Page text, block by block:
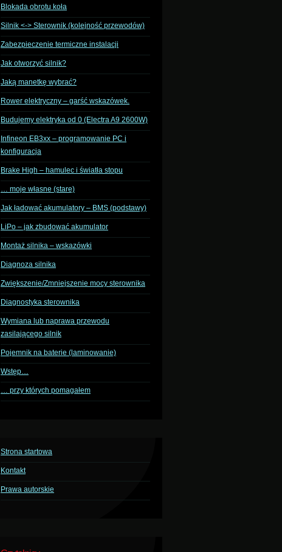
Blokada obrotu koła
Silnik <-> Sterownik (kolejność przewodów)
Zabezpieczenie termiczne instalacji
Jak otworzyć silnik?
Jaką manetkę wybrać?
Rower elektryczny – garść wskazówek.
Budujemy elektryka od 0 (Electra A9 2600W)
Infineon EB3xx – programowanie PC i
konfiguracja
Brake High – hamulec i światła stopu
… moje własne (stare)
Jak ładować akumulatory – BMS (podstawy)
LiPo – jak zbudować akumulator
Montaż silnika – wskazówki
Diagnoza silnika
Zwiększenie/Zmniejszenie mocy sterownika
Diagnostyka sterownika
Wymiana lub naprawa przewodu
zasilającego silnik
Pojemnik na baterie (laminowanie)
Wstęp…
… przy których pomagałem
Strona startowa
Kontakt
Prawa autorskie